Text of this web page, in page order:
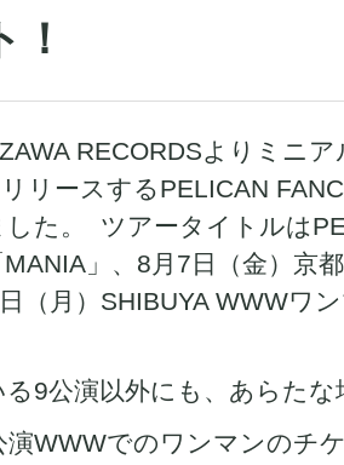
RECORDSよりミニ
リースするPELICAN
た。 ツアータイトルは
」、8月7日（金）京
（月）SHIBUYA WWWワ
9公演以外にも、あらた
演WWWでのワンマンのチ